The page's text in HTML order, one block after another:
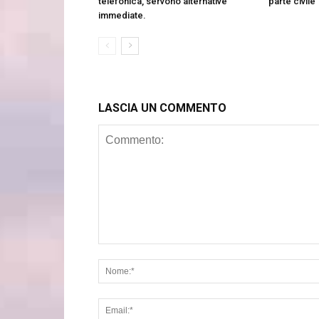
immediate.
LASCIA UN COMMENTO